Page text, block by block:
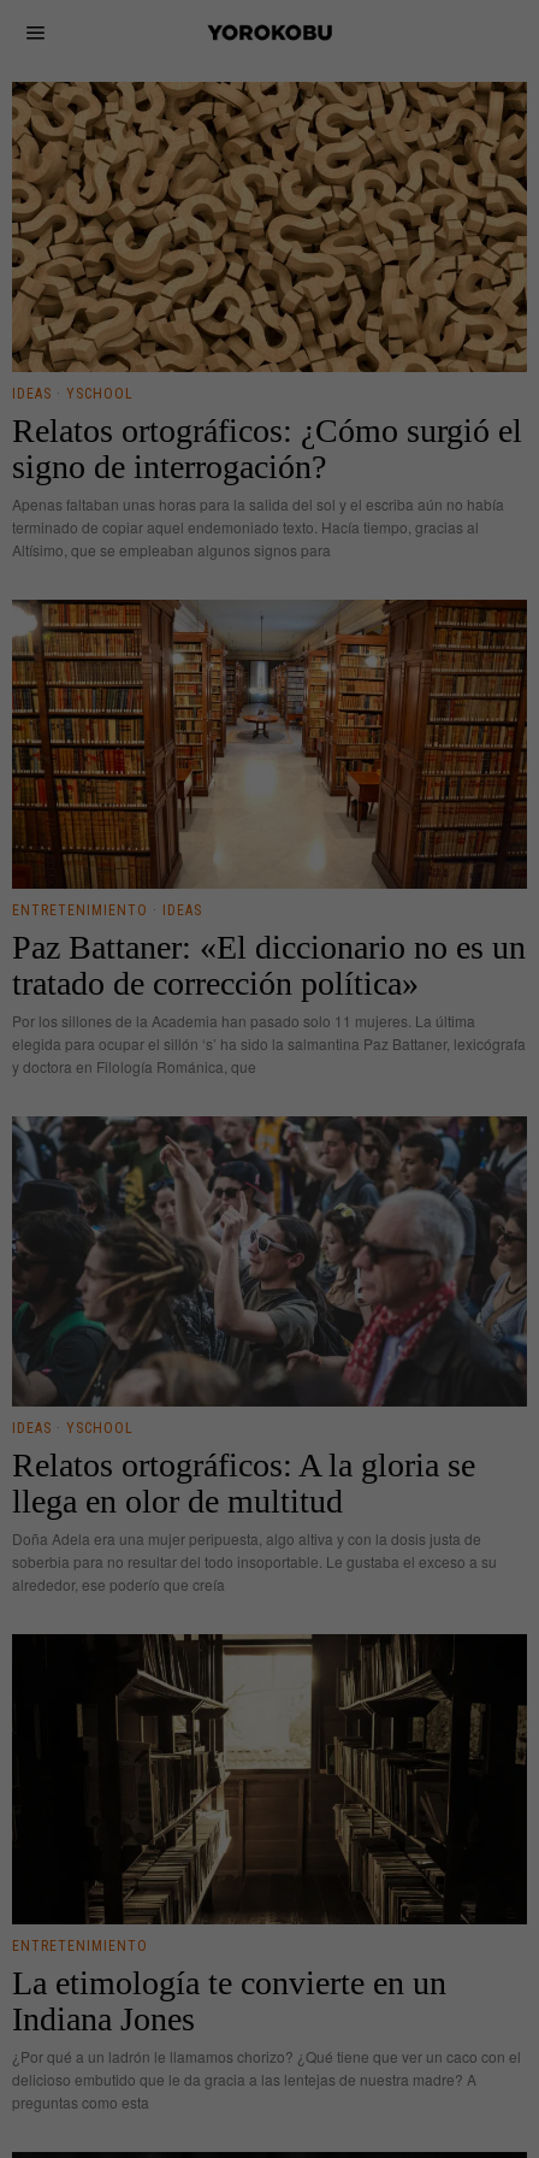
IDEAS · YSCHOOL
Relatos ortográficos: ¿Cómo surgió el
signo de interrogación?
Apenas faltaban unas horas para la salida del sol y el escriba aún no había
terminado de copiar aquel endemoniado texto. Hacía tiempo, gracias al
Altísimo, que se empleaban algunos signos para
ENTRETENIMIENTO · IDEAS
Paz Battaner: «El diccionario no es un
tratado de corrección política»
Por los sillones de la Academia han pasado solo 11 mujeres. La última
elegida para ocupar el sillón ‘s’ ha sido la salmantina Paz Battaner, lexicógrafa
y doctora en Filología Románica, que
IDEAS · YSCHOOL
Relatos ortográficos: A la gloria se
llega en olor de multitud
Doña Adela era una mujer peripuesta, algo altiva y con la dosis justa de
soberbia para no resultar del todo insoportable. Le gustaba el exceso a su
alrededor, ese poderío que creía
ENTRETENIMIENTO
La etimología te convierte en un
Indiana Jones
¿Por qué a un ladrón le llamamos chorizo? ¿Qué tiene que ver un caco con el
delicioso embutido que le da gracia a las lentejas de nuestra madre? A
preguntas como esta